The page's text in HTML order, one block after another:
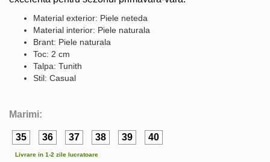
Material exterior: Piele neteda
Material interior: Piele naturala
Brant: Piele naturala
Toc: 2 cm
Talpa: Tunith
Stil: Casual
Marimi:
35 36 37 38 39 40
Livrare in 1-2 zile lucratoare